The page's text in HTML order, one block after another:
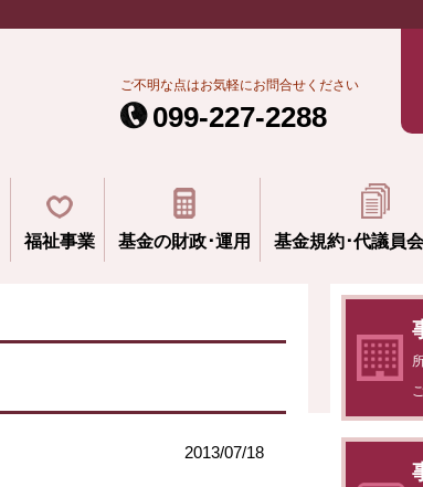
ご不明な点はお気軽にお問合せください
099-227-2288
福祉事業 基金の財政･運用 基金規約･代議員
2013/07/18